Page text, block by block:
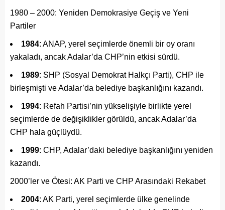
1980 – 2000: Yeniden Demokrasiye Geçiş ve Yeni
Partiler
1984: ANAP, yerel seçimlerde önemli bir oy oranı
yakaladı, ancak Adalar’da CHP’nin etkisi sürdü.
1989: SHP (Sosyal Demokrat Halkçı Parti), CHP ile
birleşmişti ve Adalar’da belediye başkanlığını kazandı.
1994: Refah Partisi’nin yükselişiyle birlikte yerel
seçimlerde de değişiklikler görüldü, ancak Adalar’da
CHP hala güçlüydü.
1999: CHP, Adalar’daki belediye başkanlığını yeniden
kazandı.
2000’ler ve Ötesi: AK Parti ve CHP Arasındaki Rekabet
2004: AK Parti, yerel seçimlerde ülke genelinde